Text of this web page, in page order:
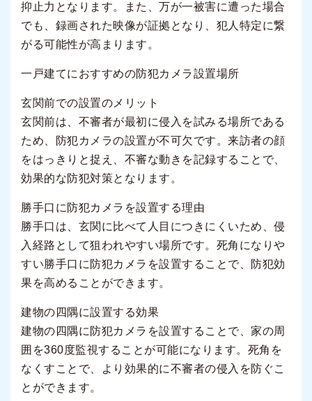
抑止力となります。また、万が一被害に遭った場合
でも、録画された映像が証拠となり、犯人特定に繋
がる可能性が高まります。
一戸建てにおすすめの防犯カメラ設置場所
玄関前での設置のメリット
玄関前は、不審者が最初に侵入を試みる場所である
ため、防犯カメラの設置が不可欠です。来訪者の顔
をはっきりと捉え、不審な動きを記録することで、
効果的な防犯対策となります。
勝手口に防犯カメラを設置する理由
勝手口は、玄関に比べて人目につきにくいため、侵
入経路として狙われやすい場所です。死角になりや
すい勝手口に防犯カメラを設置することで、防犯効
果を高めることができます。
建物の四隅に設置する効果
建物の四隅に防犯カメラを設置することで、家の周
囲を360度監視することが可能になります。死角を
なくすことで、より効果的に不審者の侵入を防ぐこ
とができます。